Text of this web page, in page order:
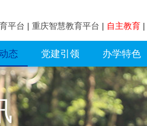
平台 | 重庆智慧教育平台 | 自主教育 |
态 党建引领 办学特色